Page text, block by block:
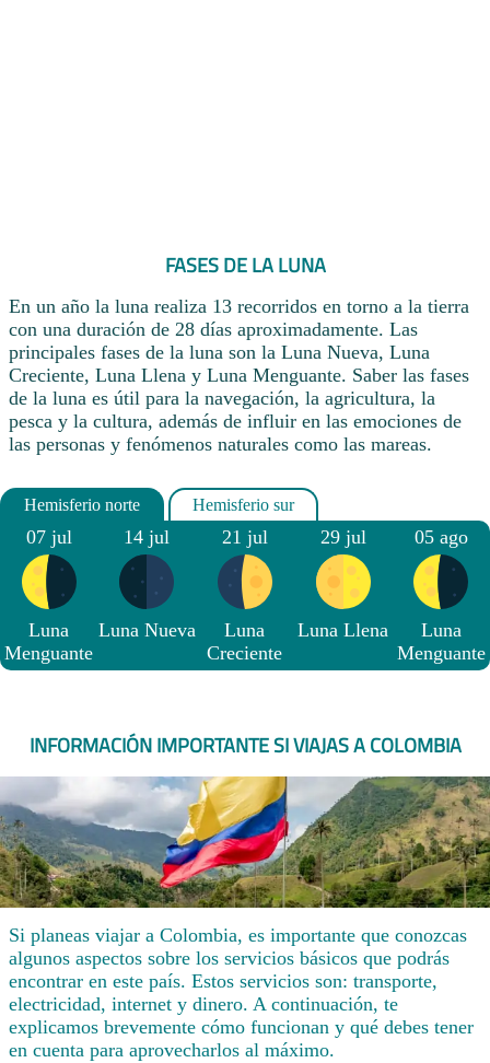
FASES DE LA LUNA
En un año la luna realiza 13 recorridos en torno a la tierra
con una duración de 28 días aproximadamente. Las
principales fases de la luna son la Luna Nueva, Luna
Creciente, Luna Llena y Luna Menguante. Saber las fases
de la luna es útil para la navegación, la agricultura, la
pesca y la cultura, además de influir en las emociones de
las personas y fenómenos naturales como las mareas.
07 jul
Luna
Menguante
14 jul
Luna Nueva
21 jul
Luna
Creciente
29 jul
Luna Llena
05 ago
Luna
Menguante
INFORMACIÓN IMPORTANTE SI VIAJAS A COLOMBIA
Si planeas viajar a Colombia, es importante que conozcas
algunos aspectos sobre los servicios básicos que podrás
encontrar en este país. Estos servicios son: transporte,
electricidad, internet y dinero. A continuación, te
explicamos brevemente cómo funcionan y qué debes tener
en cuenta para aprovecharlos al máximo.